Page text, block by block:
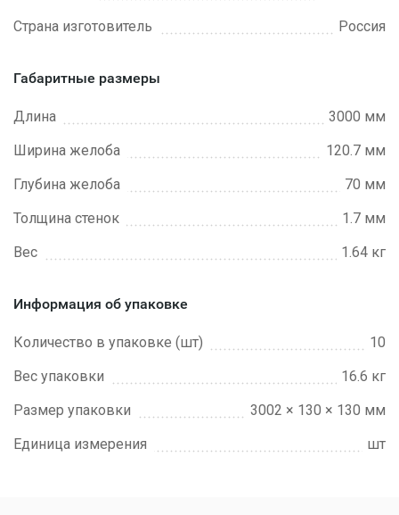
Страна изготовитель
Россия
Габаритные размеры
Длина
3000 мм
Ширина желоба
120.7 мм
Глубина желоба
70 мм
Толщина стенок
1.7 мм
Вес
1.64 кг
Информация об упаковке
Количество в упаковке (шт)
10
Вес упаковки
16.6 кг
Размер упаковки
3002 × 130 × 130 мм
Единица измерения
шт